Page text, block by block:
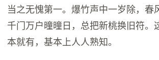
当之无愧第一。爆竹声中一岁除，春
千门万户曈曈日，总把新桃换旧符。
本就有，基本上人人熟知。